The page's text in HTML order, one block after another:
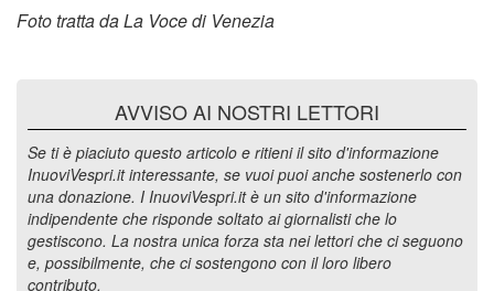
Foto tratta da La Voce di Venezia
AVVISO AI NOSTRI LETTORI
Se ti è piaciuto questo articolo e ritieni il sito d'informazione
InuoviVespri.it interessante, se vuoi puoi anche sostenerlo con
una donazione. I InuoviVespri.it è un sito d'informazione
indipendente che risponde soltato ai giornalisti che lo
gestiscono. La nostra unica forza sta nei lettori che ci seguono
e, possibilmente, che ci sostengono con il loro libero
contributo.